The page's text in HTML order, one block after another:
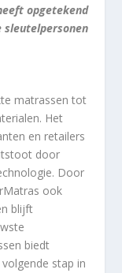
opgetekend
sleutelpersonen
matrassen tot
Het
en retailers
door
Door
ook
blijft
biedt
stap in